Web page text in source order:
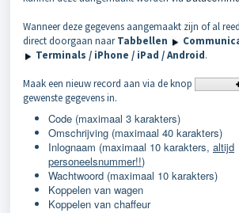
Wanneer deze gegevens aangemaakt zijn of al
direct doorgaan naarTabbellen
Terminals / iPhone / iPad / Android.
Maak een nieuw record aan via de knop
gewenste gegevens in.
Code (maximaal 3 karakters)
Omschrijving (maximaal 40 karakters)
Inlognaam (maximaal 10 karakters, altijd
personeelsnummer!!)
Wachtwoord (maximaal 10 karakters)
Koppelen van wagen
Koppelen van chaffeur